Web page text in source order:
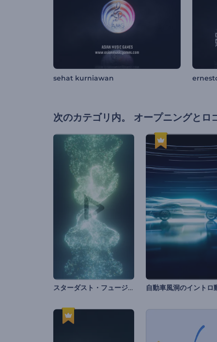
sehat kurniawan
次のカテゴリ内。 オープニングとロ
スターダスト・フュージョンのロゴ動画